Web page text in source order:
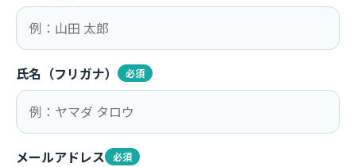
氏名（フリガナ） 必須
メールアドレス 必須